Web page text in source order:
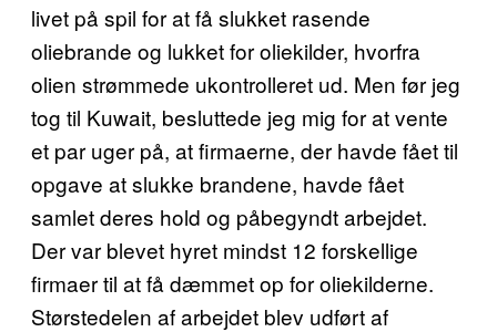
livet på spil for at få slukket rasende
oliebrande og lukket for oliekilder, hvorfra
olien strømmede ukontrolleret ud. Men før jeg
tog til Kuwait, besluttede jeg mig for at vente
et par uger på, at firmaerne, der havde fået til
opgave at slukke brandene, havde fået
samlet deres hold og påbegyndt arbejdet.
Der var blevet hyret mindst 12 forskellige
firmaer til at få dæmmet op for oliekilderne.
Størstedelen af arbejdet blev udført af